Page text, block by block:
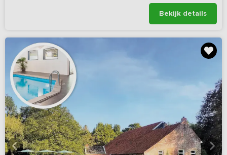
Bekijk details